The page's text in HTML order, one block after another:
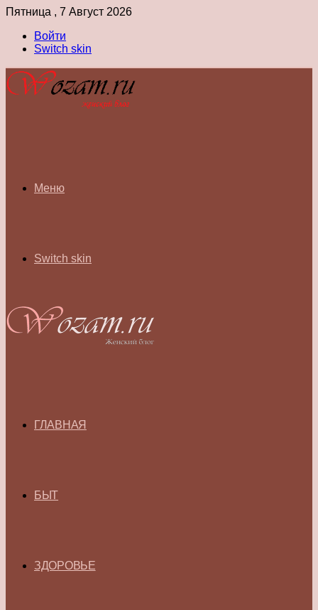
Пятница , 7 Август 2026
Войти
Switch skin
Меню
Switch skin
ГЛАВНАЯ
БЫТ
ЗДОРОВЬЕ